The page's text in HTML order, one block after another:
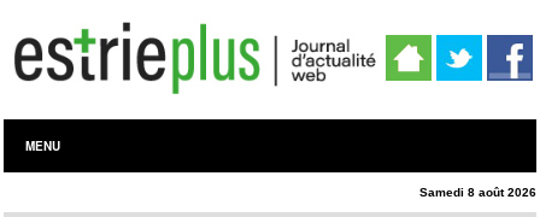
MENU
Samedi 8 août 2026